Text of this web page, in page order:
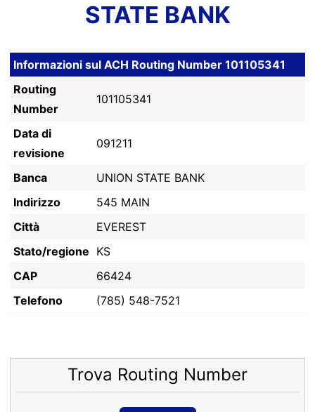
STATE BANK
Informazioni sul ACH Routing Number 101105341
Routing
Number
101105341
Data di
revisione
091211
Banca
UNION STATE BANK
Indirizzo
545 MAIN
Città
EVEREST
Stato/regione KS
CAP
66424
Telefono
(785) 548-7521
Trova Routing Number